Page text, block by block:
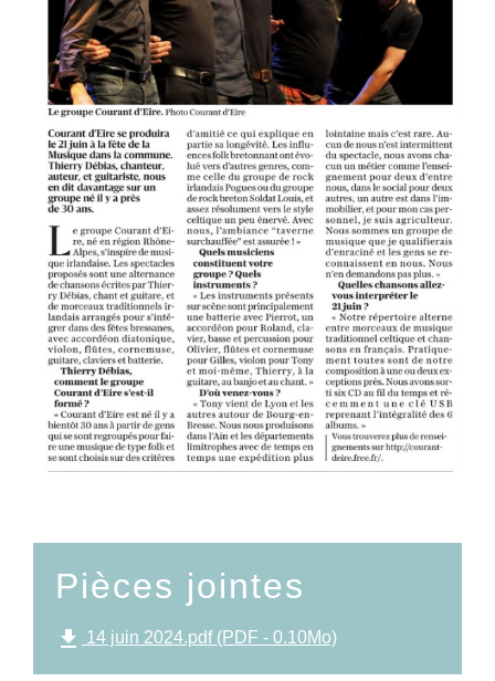
Pièces jointes
file_download 14 juin 2024.pdf (PDF - 0.10Mo)